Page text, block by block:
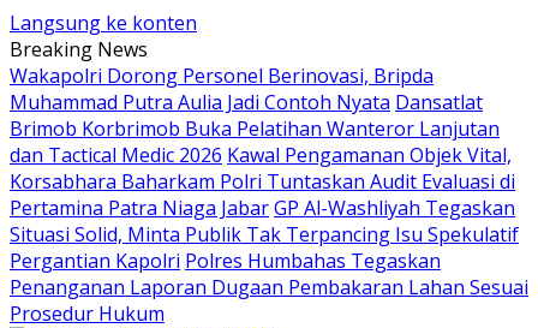
Langsung ke konten
Breaking News
Wakapolri Dorong Personel Berinovasi, Bripda
Muhammad Putra Aulia Jadi Contoh Nyata Dansatlat
Brimob Korbrimob Buka Pelatihan Wanteror Lanjutan
dan Tactical Medic 2026 Kawal Pengamanan Objek Vital,
Korsabhara Baharkam Polri Tuntaskan Audit Evaluasi di
Pertamina Patra Niaga JabarGP Al-Washliyah Tegaskan
Situasi Solid, Minta Publik Tak Terpancing Isu Spekulatif
Pergantian Kapolri Polres Humbahas Tegaskan
Penanganan Laporan Dugaan Pembakaran Lahan Sesuai
Prosedur Hukum